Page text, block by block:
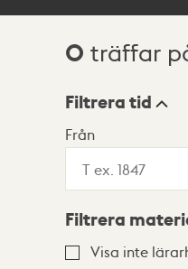
0 träffar
Visningsläge
Lista
Filtrera tid
Från
Filtrera
Visa inte